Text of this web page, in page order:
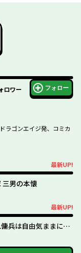
ロワー フォロー
ラゴンエイジ発、コミカ
最新UP!
三男の本懐
最新UP!
兵は自由気ままに生